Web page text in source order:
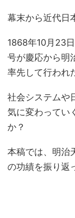
幕末から近代日
1868年10月23
号が慶応から明
率先して行われ
社会システムや
気に変わってい
か？
本稿では、明治
の功績を振り返